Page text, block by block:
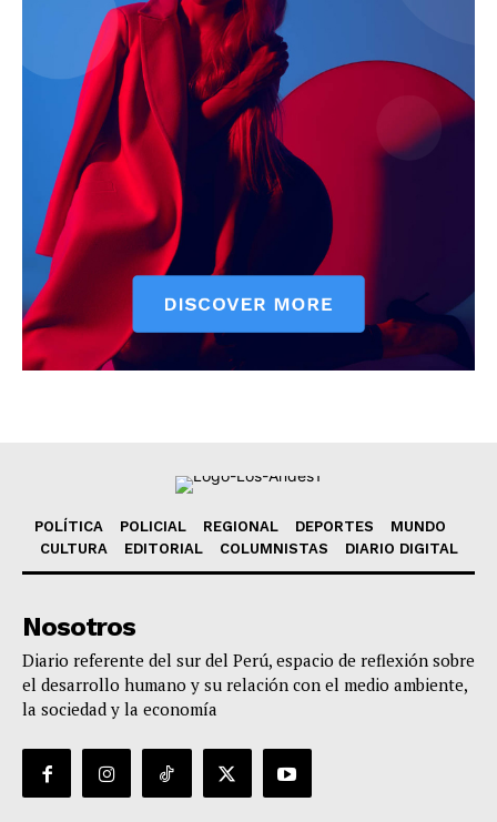
POLÍTICA POLICIAL REGIONAL DEPORTES
MUNDO
CULTURA
EDITORIAL COLUMNISTAS DIARIO DIGITAL
Nosotros
Diario referente del sur del Perú, espacio de reflexión sobre
el desarrollo humano y su relación con el medio ambiente,
la sociedad y la economía